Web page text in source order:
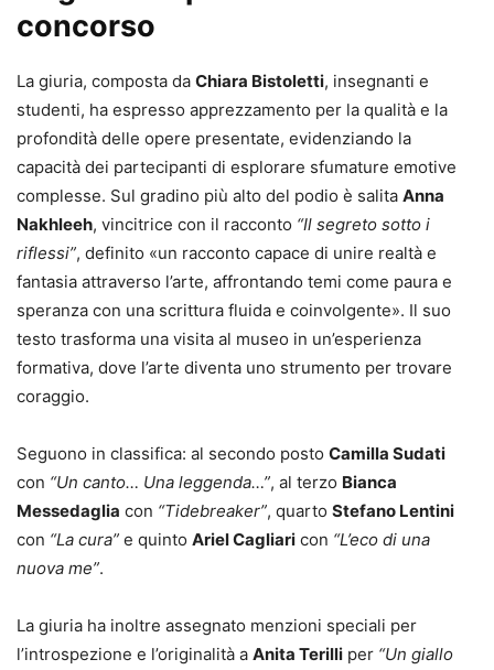
concorso
La giuria, composta da Chiara Bistoletti, insegnanti e
studenti, ha espresso apprezzamento per la qualità e la
profondità delle opere presentate, evidenziando la
capacità dei partecipanti di esplorare sfumature emotive
complesse. Sul gradino più alto del podio è salita Anna
Nakhleeh, vincitrice con il racconto “Il segreto sotto i
riflessi”, definito «un racconto capace di unire realtà e
fantasia attraverso l’arte, affrontando temi come paura e
speranza con una scrittura fluida e coinvolgente». Il suo
testo trasforma una visita al museo in un’esperienza
formativa, dove l’arte diventa uno strumento per trovare
coraggio.
Seguono in classifica: al secondo posto Camilla Sudati
con “Un canto… Una leggenda…”, al terzo Bianca
Messedaglia con “Tidebreaker”, quarto Stefano Lentini
con “La cura” e quinto Ariel Cagliari con “L’eco di una
nuova me”.
La giuria ha inoltre assegnato menzioni speciali per
l’introspezione e l’originalità a Anita Terilli per “Un giallo